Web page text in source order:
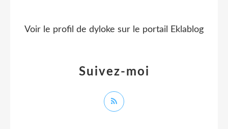
Suivez-moi
Voir le profil de dyloke sur le portail Eklablog